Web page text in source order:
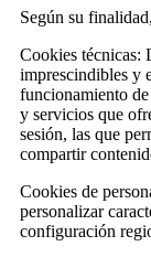
Según su
Cookies técnicas:
imprescindibles y
funcionamiento
y servicios que
sesión, las que
compartir
Cookies de
personalizar
configuración